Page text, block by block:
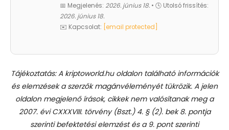
📅 Megjelenés: 2026. június 18. • 🕓 Utolsó frissítés:
2026. június 18.
✉️ Kapcsolat:
[email protected]
Tájékoztatás: A kriptoworld.hu oldalon található információk
és elemzések a szerzők magánvéleményét tükrözik. A jelen
oldalon megjelenő írások, cikkek nem valósítanak meg a
2007. évi CXXXVIII. törvény (Bszt.) 4. § (2). bek 8. pontja
szerinti befektetési elemzést és a 9. pont szerinti